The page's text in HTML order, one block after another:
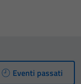
Eventi passati